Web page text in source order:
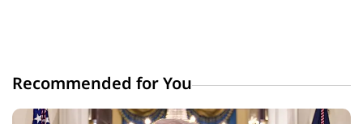
Recommended for You